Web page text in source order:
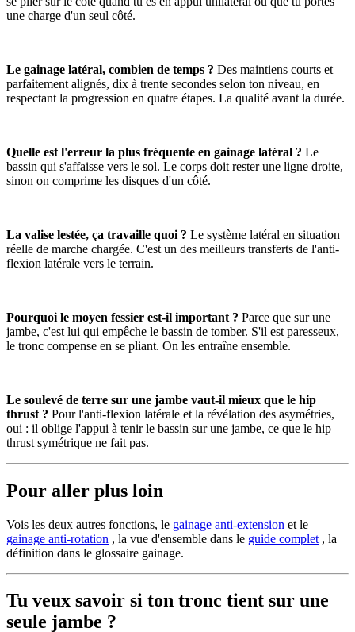
une charge d'un seul côté.
Le gainage latéral, combien de temps ? Des maintiens courts et
parfaitement alignés, dix à trente secondes selon ton niveau, en
respectant la progression en quatre étapes. La qualité avant la durée.
Quelle est l'erreur la plus fréquente en gainage latéral ? Le
bassin qui s'affaisse vers le sol. Le corps doit rester une ligne droite,
sinon on comprime les disques d'un côté.
La valise lestée, ça travaille quoi ? Le système latéral en situation
réelle de marche chargée. C'est un des meilleurs transferts de l'anti-
flexion latérale vers le terrain.
Pourquoi le moyen fessier est-il important ? Parce que sur une
jambe, c'est lui qui empêche le bassin de tomber. S'il est paresseux,
le tronc compense en se pliant. On les entraîne ensemble.
Le soulevé de terre sur une jambe vaut-il mieux que le hip
thrust ? Pour l'anti-flexion latérale et la révélation des asymétries,
oui : il oblige l'appui à tenir le bassin sur une jambe, ce que le hip
thrust symétrique ne fait pas.
Pour aller plus loin
Vois les deux autres fonctions, le gainage anti-extension et le
gainage anti-rotation , la vue d'ensemble dans le guide complet , la
définition dans le glossaire gainage.
Tu veux savoir si ton tronc tient sur une
seule jambe ?